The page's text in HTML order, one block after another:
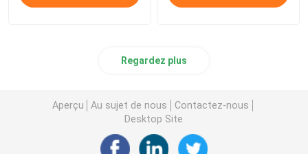
Regardez plus
Aperçu Au sujet de nous
Contactez-nous
Desktop Site